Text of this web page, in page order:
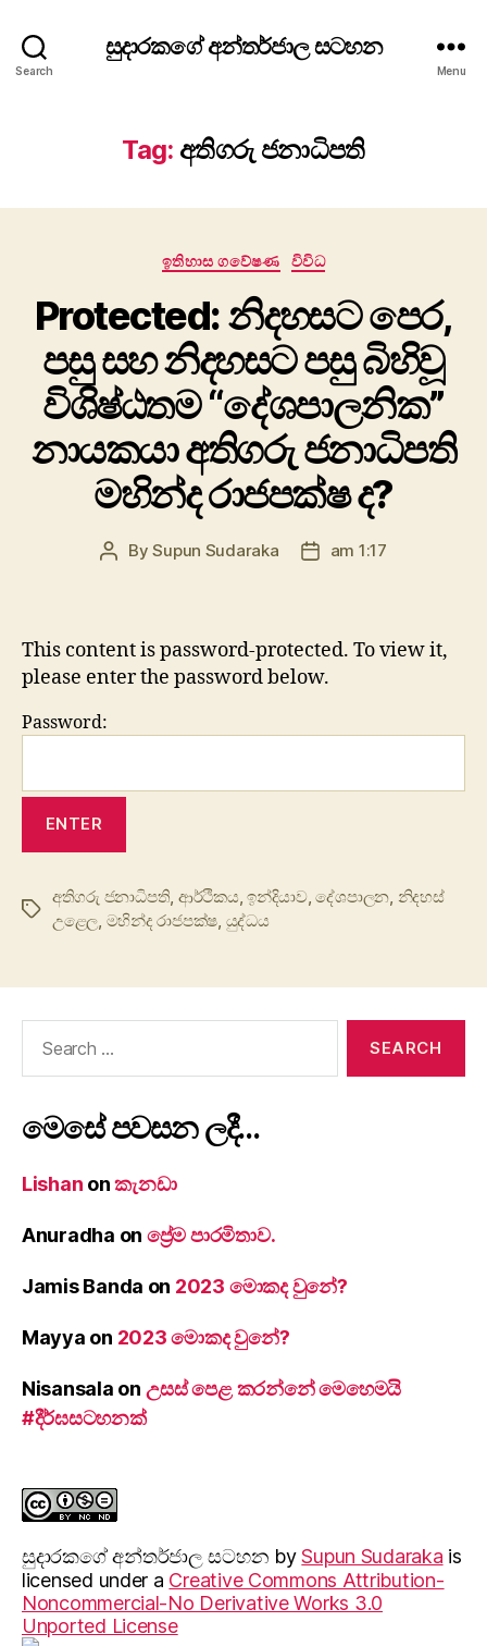
Search
සුදාරකගේ අන්තර්ජාල සටහන
Menu
Tag: අතිගරු ජනාධිපති
Categories
ඉතිහාස ගවේෂණ විවිධ
Protected: නිදහසට පෙර,
පසු සහ නිදහසට පසු බිහිවූ
විශිෂ්ඨතම “දේශපාලනික”
නායකයා අතිගරු ජනාධිපති
මහින්ද රාජපක්ෂ ද?
PostBySupun Sudaraka
Postam 1:17
This content is password-protected. To view it,
please enter the password below.
Password:
Tags
අතිගරු ජනාධිපති ආර්ථිකය ,ඉන්දියාව,දේශපාලන නිදහස්
උළෙල මහින්ද රාජපක්ෂ යුද්ධය
මෙසේ පවසන ලදී…
Lishan onකැනඩා
Anuradha on ප්‍රේම පාරමිතාව.
Jamis Banda on 2023 මොකද වුනේ?
Mayya on 2023 මොකද වුනේ?
Nisansala on උසස් පෙළ කරන්නේ මෙහෙමයි
#දීර්ඝසටහනක්
සුදාරක‍ගේ අන්තර්ජාල සටහන bySupun Sudaraka is
licensed under a Creative Commons Attribution-
Noncommercial-No Derivative Works 3.0
Unported License